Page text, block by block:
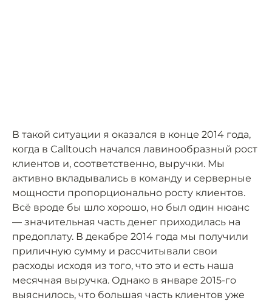
В такой ситуации я оказался в конце 2014 года,
когда в Calltouch начался лавинообразный рост
клиентов и, соответственно, выручки. Мы
активно вкладывались в команду и серверные
мощности пропорционально росту клиентов.
Всё вроде бы шло хорошо, но был один нюанс
— значительная часть денег приходилась на
предоплату. В декабре 2014 года мы получили
приличную сумму и рассчитывали свои
расходы исходя из того, что это и есть наша
месячная выручка. Однако в январе 2015-го
выяснилось, что большая часть клиентов уже